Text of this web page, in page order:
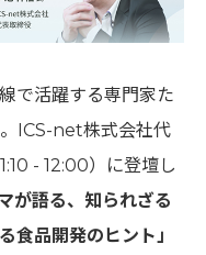
で活躍する専門家た
ICS-net株式会社代
- 12:00）に登壇し
が語る、知られざる
品開発のヒント」